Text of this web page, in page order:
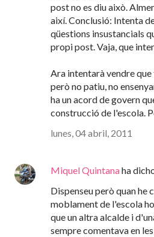
post no es diu això.
així. Conclusió: Intenta
qüestions insustancials
propi post. Vaja, que
Ara intentarà vendre
però no patiu, no
ha un acord de govern
construcció de l'escola.
lunes, 04 abril, 2011
Miquel Quintanaha
Dispenseu però quan he
moblament de l'escola
que un altra alcalde i
sempre comentava en